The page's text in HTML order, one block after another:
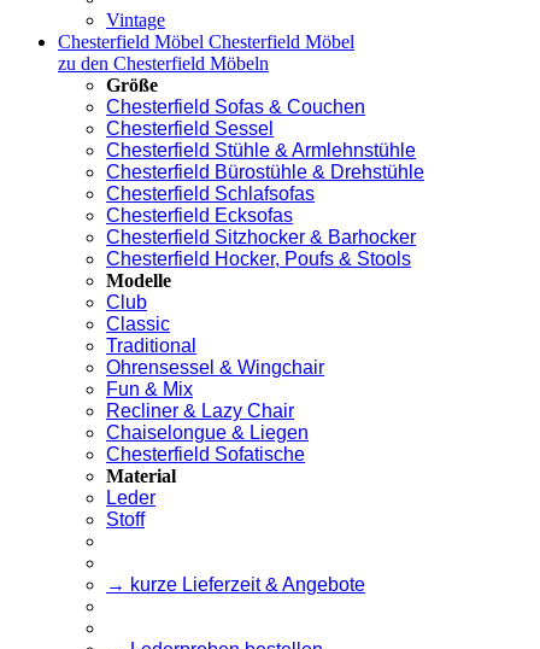
Vintage
Chesterfield Möbel Chesterfield Möbel
zu den Chesterfield Möbeln
Größe
Chesterfield Sofas & Couchen
Chesterfield Sessel
Chesterfield Stühle & Armlehnstühle
Chesterfield Bürostühle & Drehstühle
Chesterfield Schlafsofas
Chesterfield Ecksofas
Chesterfield Sitzhocker & Barhocker
Chesterfield Hocker, Poufs & Stools
Modelle
Club
Classic
Traditional
Ohrensessel & Wingchair
Fun & Mix
Recliner & Lazy Chair
Chaiselongue & Liegen
Chesterfield Sofatische
Material
Leder
Stoff
→ kurze Lieferzeit & Angebote